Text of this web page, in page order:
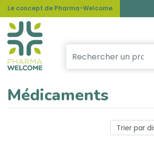
Le concept de Pharma-Welcome
Médicaments